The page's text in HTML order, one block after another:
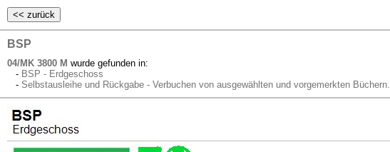
BSP
04/MK 3800 M wurde gefunden in:
- BSP - Erdgeschoss
- Selbstausleihe und Rückgabe - Verbuchen von ausgewählten und vorgemerkten Büchern.